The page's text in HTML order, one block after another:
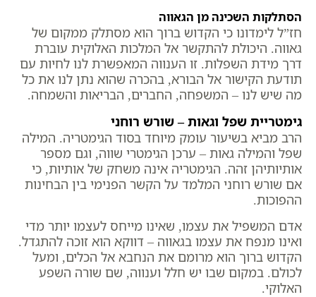
הסתלקות השכינה מן הגאווה
חז”ל לימדונו כי הקדוש ברוך הוא מסתלק ממקום של
גאווה. היכולת להתקשר אל המלכות האלוקית עוברת
דרך מידת השפלות. זו הענווה המאפשרת לנו לחיות עם
תודעת הקישור אל הבורא, בהכרה שהוא נתן לנו את כל
מה שיש לנו – המשפחה, החברים, הבריאות והשמחה.
גימטריית שפל וגאות – שורש רוחני
הרב מביא בשיעור עומק מיוחד בסוד הגימטריה. המילה
שפל והמילה גאות – ערכן הגימטרי שווה, וגם מספר
אותיותיהן זהה. הגימטריה אינה משחק של אותיות, כי
אם שורש רוחני המלמד על הקשר הפנימי בין הבחינות
ההפוכות.
אדם המשפיל את עצמו, שאינו מייחס לעצמו יותר מדי
ואינו מנפח את עצמו בגאווה – דווקא הוא זוכה להתגדל.
הקדוש ברוך הוא מרומם את הנחבא אל הכלים, ומעל
לכולם. במקום שבו יש חלל וענווה, שם שורה השפע
האלוקי.